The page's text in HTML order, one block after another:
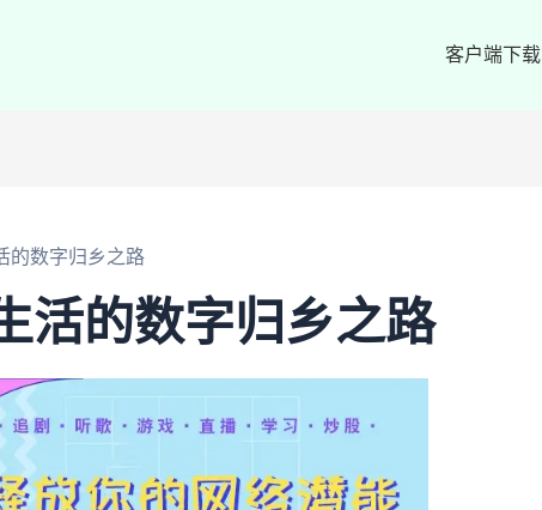
客户端下载
的数字归乡之路
活的数字归乡之路